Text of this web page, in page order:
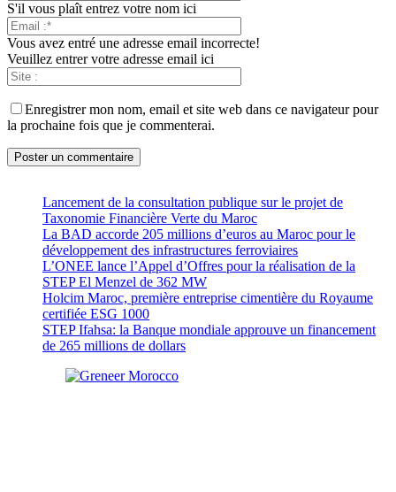
S'il vous plaît entrez votre nom ici
Vous avez entré une adresse email incorrecte!
Veuillez entrer votre adresse email ici
Enregistrer mon nom, email et site web dans ce navigateur pour
la prochaine fois que je commenterai.
Lancement de la consultation publique sur le projet de
Taxonomie Financière Verte du Maroc
La BAD accorde 205 millions d’euros au Maroc pour le
développement des infrastructures ferroviaires
L’ONEE lance l’Appel d’Offres pour la réalisation de la
STEP El Menzel de 362 MW
Holcim Maroc, première entreprise cimentière du Royaume
certifiée ESG 1000
STEP Ifahsa: la Banque mondiale approuve un financement
de 265 millions de dollars